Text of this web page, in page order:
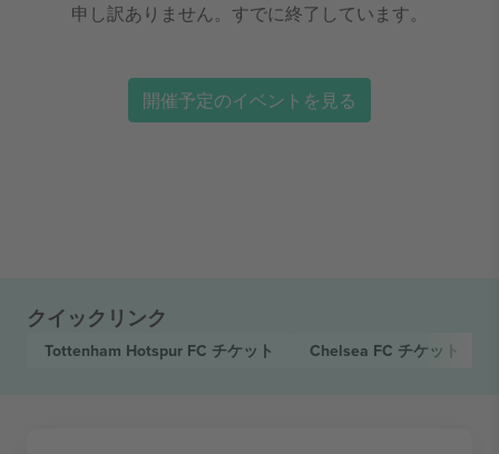
申し訳ありません。すでに終了しています。
開催予定のイベントを見る
クイックリンク
Tottenham Hotspur FC チケット Chelsea FC チケット